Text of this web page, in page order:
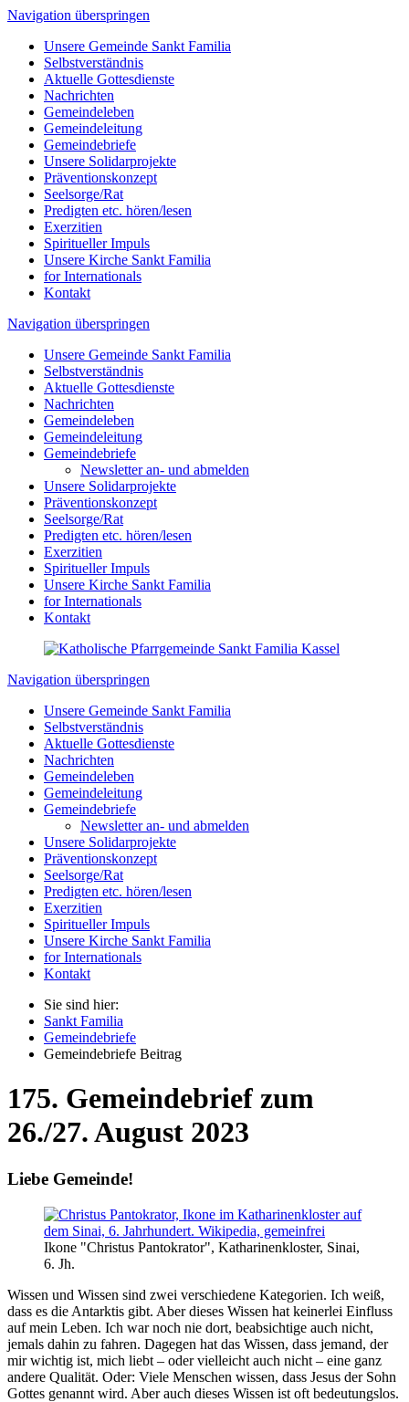
Navigation überspringen
Unsere Gemeinde Sankt Familia
Selbstverständnis
Aktuelle Gottesdienste
Nachrichten
Gemeindeleben
Gemeindeleitung
Gemeindebriefe
Unsere Solidarprojekte
Präventionskonzept
Seelsorge/Rat
Predigten etc. hören/lesen
Exerzitien
Spiritueller Impuls
Unsere Kirche Sankt Familia
for Internationals
Kontakt
Navigation überspringen
Unsere Gemeinde Sankt Familia
Selbstverständnis
Aktuelle Gottesdienste
Nachrichten
Gemeindeleben
Gemeindeleitung
Gemeindebriefe
Newsletter an- und abmelden
Unsere Solidarprojekte
Präventionskonzept
Seelsorge/Rat
Predigten etc. hören/lesen
Exerzitien
Spiritueller Impuls
Unsere Kirche Sankt Familia
for Internationals
Kontakt
Navigation überspringen
Unsere Gemeinde Sankt Familia
Selbstverständnis
Aktuelle Gottesdienste
Nachrichten
Gemeindeleben
Gemeindeleitung
Gemeindebriefe
Newsletter an- und abmelden
Unsere Solidarprojekte
Präventionskonzept
Seelsorge/Rat
Predigten etc. hören/lesen
Exerzitien
Spiritueller Impuls
Unsere Kirche Sankt Familia
for Internationals
Kontakt
Sie sind hier:
Sankt Familia
Gemeindebriefe
Gemeindebriefe Beitrag
175. Gemeindebrief zum
26./27. August 2023
Liebe Gemeinde!
Ikone "Christus Pantokrator", Katharinenkloster, Sinai,
6. Jh.
Wissen und Wissen sind zwei verschiedene Kategorien. Ich weiß,
dass es die Antarktis gibt. Aber dieses Wissen hat keinerlei Einfluss
auf mein Leben. Ich war noch nie dort, beabsichtige auch nicht,
jemals dahin zu fahren. Dagegen hat das Wissen, dass jemand, der
mir wichtig ist, mich liebt – oder vielleicht auch nicht – eine ganz
andere Qualität. Oder: Viele Menschen wissen, dass Jesus der Sohn
Gottes genannt wird. Aber auch dieses Wissen ist oft bedeutungslos.